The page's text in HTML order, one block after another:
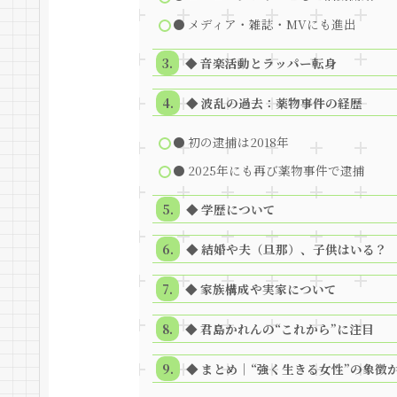
● メディア・雑誌・MVにも進出
◆ 音楽活動とラッパー転身
◆ 波乱の過去：薬物事件の経歴
● 初の逮捕は2018年
● 2025年にも再び薬物事件で逮捕
◆ 学歴について
◆ 結婚や夫（旦那）、子供はいる？
◆ 家族構成や実家について
◆ 君島かれんの“これから”に注目
◆ まとめ｜“強く生きる女性”の象徴